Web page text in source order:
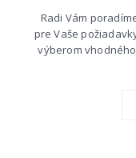
Radi Vám
pre Vaše
výberom